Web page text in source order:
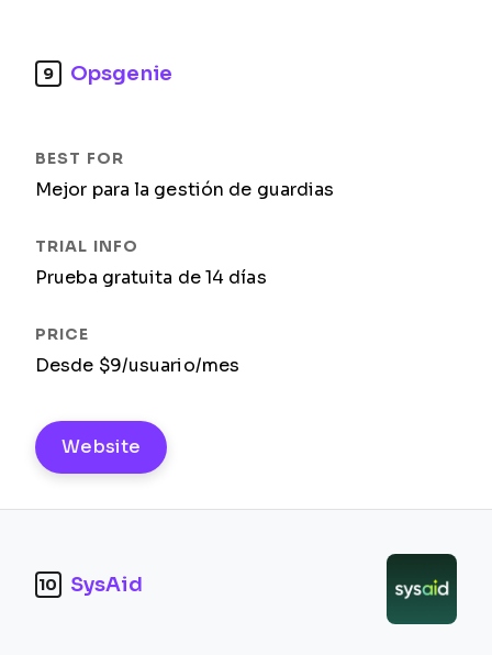
9 Opsgenie
Mejor para la gestión de guardias
Prueba gratuita de 14 días
Desde $9/usuario/mes
Website
10 SysAid